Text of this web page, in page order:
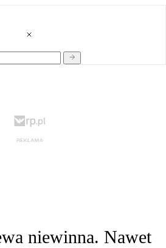
niewinna. Nawet